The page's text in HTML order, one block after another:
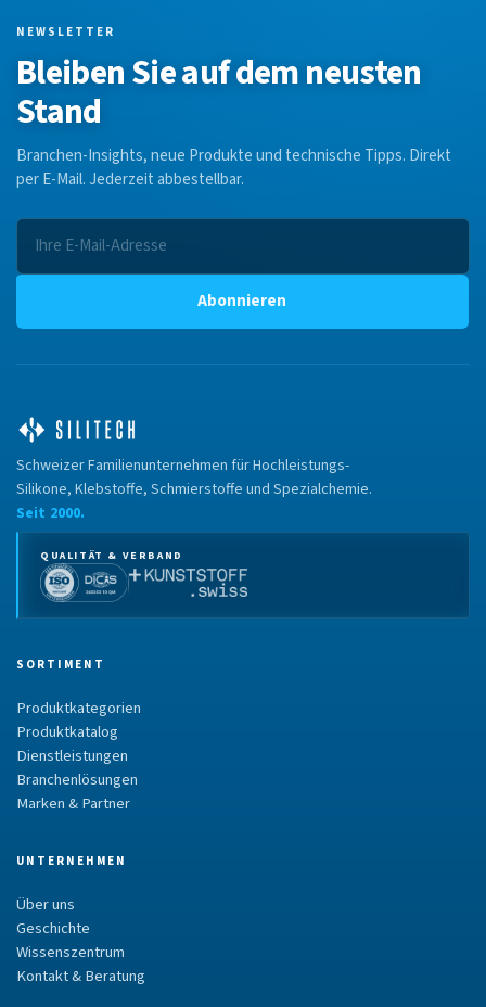
NEWSLETTER
Bleiben Sie auf dem neusten
Stand
Branchen-Insights, neue Produkte und technische Tipps. Direkt
per E-Mail. Jederzeit abbestellbar.
Abonnieren
Schweizer Familienunternehmen für Hochleistungs-
Silikone, Klebstoffe, Schmierstoffe und Spezialchemie.
Seit 2000.
QUALITÄT & VERBAND
SORTIMENT
Produktkategorien
Produktkatalog
Dienstleistungen
Branchenlösungen
Marken & Partner
UNTERNEHMEN
Über uns
Geschichte
Wissenszentrum
Kontakt & Beratung